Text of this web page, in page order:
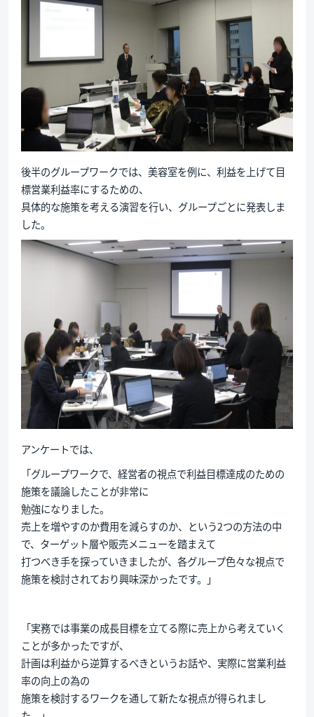
後半のグループワークでは、美容室を例に、利益を上げて目
標営業利益率にするための、
具体的な施策を考える演習を行い、グループごとに発表しま
した。
アンケートでは、
「グループワークで、経営者の視点で利益目標達成のための
施策を議論したことが非常に
勉強になりました。
売上を増やすのか費用を減らすのか、という2つの方法の中
で、ターゲット層や販売メニューを踏まえて
打つべき手を探っていきましたが、各グループ色々な視点で
施策を検討されており興味深かったです。」
「実務では事業の成長目標を立てる際に売上から考えていく
ことが多かったですが、
計画は利益から逆算するべきというお話や、実際に営業利益
率の向上の為の
施策を検討するワークを通して新たな視点が得られまし